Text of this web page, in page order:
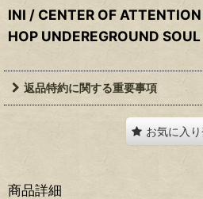
INI / CENTER OF
HOP UNDEREGROUND
返品特約に関する重要事項
お気に入
商品詳細